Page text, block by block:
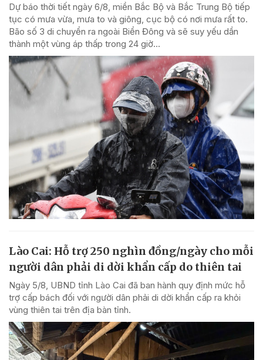
Dự báo thời tiết ngày 6/8, miền Bắc Bộ và Bắc Trung Bộ tiếp
tục có mưa vừa, mưa to và giông, cục bộ có nơi mưa rất to.
Bão số 3 di chuyển ra ngoài Biển Đông và sẽ suy yếu dần
thành một vùng áp thấp trong 24 giờ...
Lào Cai: Hỗ trợ 250 nghìn đồng/ngày cho mỗi
người dân phải di dời khẩn cấp do thiên tai
Ngày 5/8, UBND tỉnh Lào Cai đã ban hành quy định mức hỗ
trợ cấp bách đối với người dân phải di dời khẩn cấp ra khỏi
vùng thiên tai trên địa bàn tỉnh.